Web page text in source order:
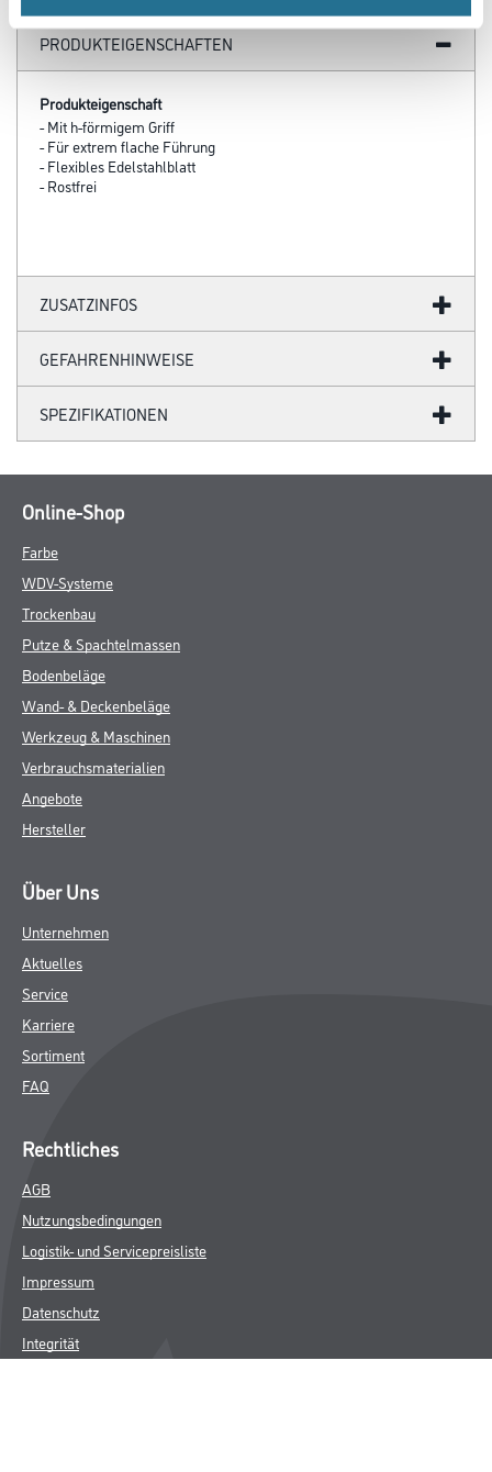
PRODUKTEIGENSCHAFTEN
Produkteigenschaft
- Mit h-förmigem Griff
- Für extrem flache Führung
- Flexibles Edelstahlblatt
- Rostfrei
ZUSATZINFOS
GEFAHRENHINWEISE
SPEZIFIKATIONEN
Online-Shop
Farbe
WDV-Systeme
Trockenbau
Putze & Spachtelmassen
Bodenbeläge
Wand- & Deckenbeläge
Werkzeug & Maschinen
Verbrauchsmaterialien
Angebote
Hersteller
Über Uns
Unternehmen
Aktuelles
Service
Karriere
Sortiment
FAQ
Rechtliches
AGB
Nutzungsbedingungen
Logistik- und Servicepreisliste
Impressum
Datenschutz
Integrität